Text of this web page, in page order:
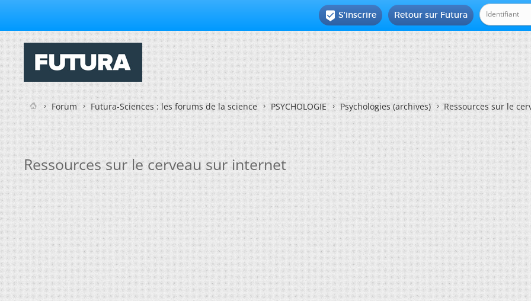
Retour sur Futura
 S'inscrire
Forum Futura-Sciences : les forums de la science PSYCHOLOGIE Psychologies (archives) Ressources sur le
Ressources sur le cerveau sur internet